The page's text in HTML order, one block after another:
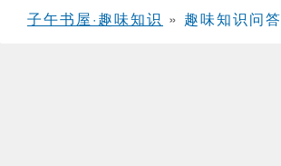
子午书屋·趣味知识 » 趣味知识问答